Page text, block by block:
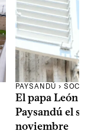
PAYSANDÚ ›
El papa León
Paysandú el
noviembre